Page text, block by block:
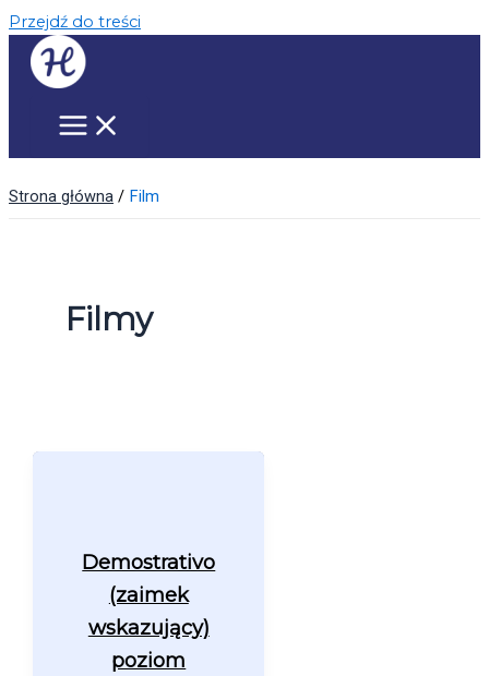
Przejdź do treści
Strona główna Film
Filmy
Demostrativo
(zaimek
wskazujący)
poziom